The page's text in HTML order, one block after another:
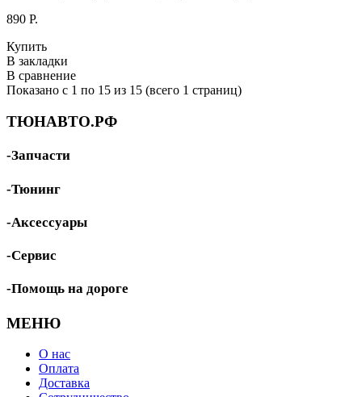
890 P.
Купить
В закладки
В сравнение
Показано с 1 по 15 из 15 (всего 1 страниц)
ТЮНАВТО.РФ
-Запчасти
-Тюнинг
-Аксессуары
-Сервис
-Помощь на дороге
МЕНЮ
О нас
Оплата
Доставка